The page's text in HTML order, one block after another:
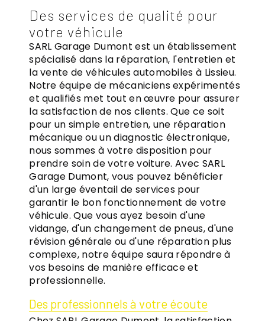
Des services de qualité pour
votre véhicule
SARL Garage Dumont est un établissement
spécialisé dans la réparation, l'entretien et
la vente de véhicules automobiles à Lissieu.
Notre équipe de mécaniciens expérimentés
et qualifiés met tout en œuvre pour assurer
la satisfaction de nos clients. Que ce soit
pour un simple entretien, une réparation
mécanique ou un diagnostic électronique,
nous sommes à votre disposition pour
prendre soin de votre voiture. Avec SARL
Garage Dumont, vous pouvez bénéficier
d'un large éventail de services pour
garantir le bon fonctionnement de votre
véhicule. Que vous ayez besoin d'une
vidange, d'un changement de pneus, d'une
révision générale ou d'une réparation plus
complexe, notre équipe saura répondre à
vos besoins de manière efficace et
professionnelle.
Des professionnels à votre écoute